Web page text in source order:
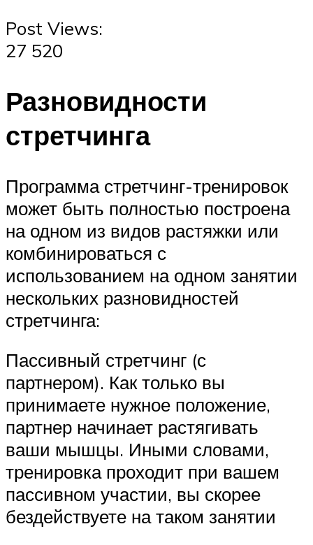
Post Views:
27 520
Разновидности
стретчинга
Программа стретчинг-тренировок
может быть полностью построена
на одном из видов растяжки или
комбинироваться с
использованием на одном занятии
нескольких разновидностей
стретчинга:
Пассивный стретчинг (с
партнером). Как только вы
принимаете нужное положение,
партнер начинает растягивать
ваши мышцы. Иными словами,
тренировка проходит при вашем
пассивном участии, вы скорее
бездействуете на таком занятии